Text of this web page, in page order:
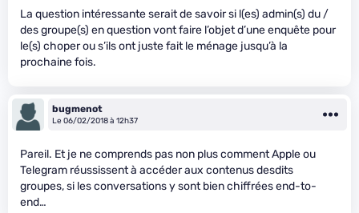
La question intéressante serait de savoir si l(es) admin(s) du /
des groupe(s) en question vont faire l’objet d’une enquête pour
le(s) choper ou s’ils ont juste fait le ménage jusqu’à la
prochaine fois.
bugmenot
Le 06/02/2018 à 12h37
Pareil. Et je ne comprends pas non plus comment Apple ou
Telegram réussissent à accéder aux contenus desdits
groupes, si les conversations y sont bien chiffrées end-to-
end…